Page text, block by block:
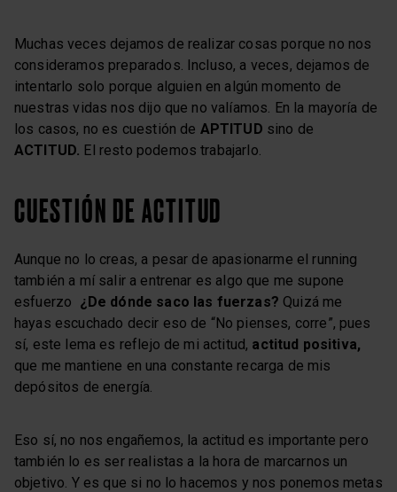
Muchas veces dejamos de realizar cosas porque no nos
consideramos preparados. Incluso, a veces, dejamos de
intentarlo solo porque alguien en algún momento de
nuestras vidas nos dijo que no valíamos. En la mayoría de
los casos, no es cuestión de APTITUD sino de
ACTITUD. El resto podemos trabajarlo.
CUESTIÓN DE ACTITUD
Aunque no lo creas, a pesar de apasionarme el running
también a mí salir a entrenar es algo que me supone
esfuerzo ¿De dónde saco las fuerzas? Quizá me
hayas escuchado decir eso de “No pienses, corre”, pues
sí, este lema es reflejo de mi actitud, actitud positiva,
que me mantiene en una constante recarga de mis
depósitos de energía.
Eso sí, no nos engañemos, la actitud es importante pero
también lo es ser realistas a la hora de marcarnos un
objetivo. Y es que si no lo hacemos y nos ponemos metas